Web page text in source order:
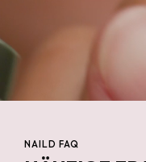
NAILD FAQ